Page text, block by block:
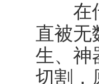
在传
直被无
生、神
切割，